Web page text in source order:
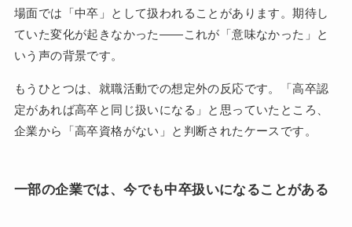
場面では「中卒」として扱われることがあります。期待し
ていた変化が起きなかった——これが「意味なかった」と
いう声の背景です。
もうひとつは、就職活動での想定外の反応です。「高卒認
定があれば高卒と同じ扱いになる」と思っていたところ、
企業から「高卒資格がない」と判断されたケースです。
一部の企業では、今でも中卒扱いになることがある